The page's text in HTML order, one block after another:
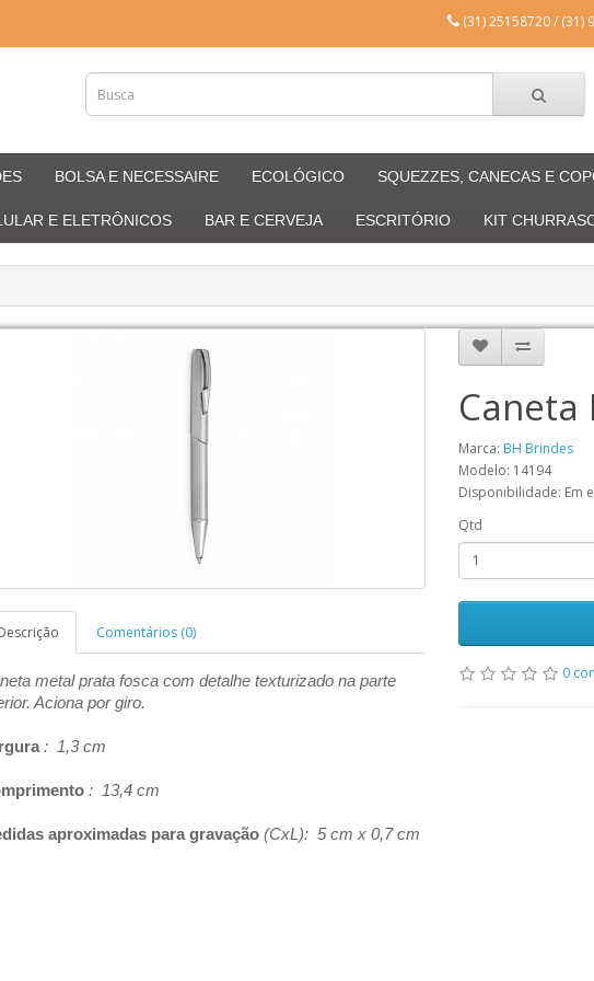
(31) 25158720 / (31)
BOLSA E NECESSAIRE ECOLÓGICO SQUEZZES, CANECAS E
E ELETRÔNICOS BAR E CERVEJA ESCRITÓRIO KIT
Comentários (0)
metal prata fosca com detalhe texturizado na parte
Aciona por giro.
: 1,3 cm
: 13,4 cm
aproximadas para gravação(CxL): 5 cm x 0,7 cm
Caneta
Marca: BH Brindes
Modelo: 14194
Disponibilidade: Em
Qtd
0